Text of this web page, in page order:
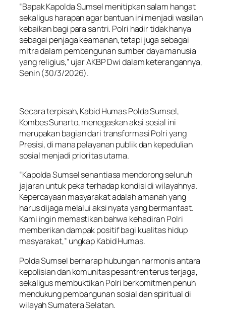
“Bapak Kapolda Sumsel menitipkan salam hangat
sekaligus harapan agar bantuan ini menjadi wasilah
kebaikan bagi para santri. Polri hadir tidak hanya
sebagai penjaga keamanan, tetapi juga sebagai
mitra dalam pembangunan sumber daya manusia
yang religius,” ujar AKBP Dwi dalam keterangannya,
Senin (30/3/2026).
Secara terpisah, Kabid Humas Polda Sumsel,
Kombes Sunarto, menegaskan aksi sosial ini
merupakan bagian dari transformasi Polri yang
Presisi, di mana pelayanan publik dan kepedulian
sosial menjadi prioritas utama.
“Kapolda Sumsel senantiasa mendorong seluruh
jajaran untuk peka terhadap kondisi di wilayahnya.
Kepercayaan masyarakat adalah amanah yang
harus dijaga melalui aksi nyata yang bermanfaat.
Kami ingin memastikan bahwa kehadiran Polri
memberikan dampak positif bagi kualitas hidup
masyarakat,” ungkap Kabid Humas.
Polda Sumsel berharap hubungan harmonis antara
kepolisian dan komunitas pesantren terus terjaga,
sekaligus membuktikan Polri berkomitmen penuh
mendukung pembangunan sosial dan spiritual di
wilayah Sumatera Selatan.